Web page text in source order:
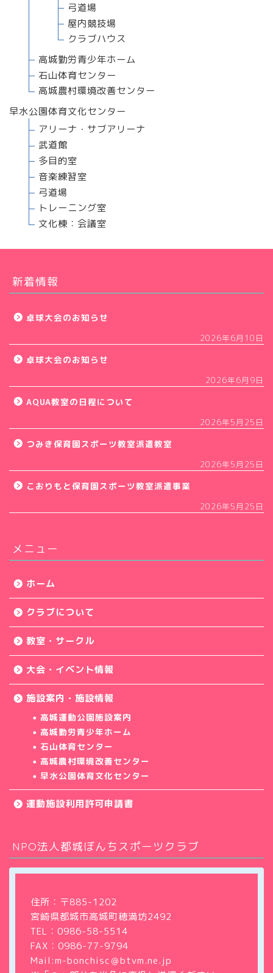
弓道場
屋内競技場
クラブハウス
高城勤労青少年ホーム
石山体育センター
高城農村環境改善センター
早水公園体育文化センター
アリーナ・サブアリーナ
武道館
多目的室
音楽練習室
弓道場
トレーニング室
文化棟：会議室
新着情報
卓球大会のお知らせ
2026年6月10日
卓球大会のお知らせ
2026年6月9日
AQUA教室の日程について
2026年5月25日
つみき保育園スポーツ教室派遣教室
2026年5月25日
こおりもと保育園スポーツ教室派遣事業
2026年5月25日
メニュー
ホーム
クラブについて
教室・サークル
大会・イベント情報
施設案内・施設情報
高城運動公園施設案内
高城勤労青少年ホーム
石山体育センター
高城農村環境改善センター
早水公園体育文化センター
運動施設利用許可申請書
NPO法人都城ぼんちスポーツクラブ
住所：〒885-1202
宮崎県都城市高城町穂満坊2492
TEL： 0986-58-5514
FAX：0986-77-9794
Mail:m-bonchisc＠btvm.ne.jp
ホーム
教室・サークル
大会・イベント情報